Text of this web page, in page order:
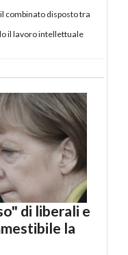
combinato disposto tra
il lavoro intellettuale
di liberali e
la